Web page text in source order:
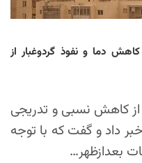
دما و نفوذ گردوغبار از
کاهش نسبی و تدریجی
داد و گفت که با توجه
بعدازظهر…